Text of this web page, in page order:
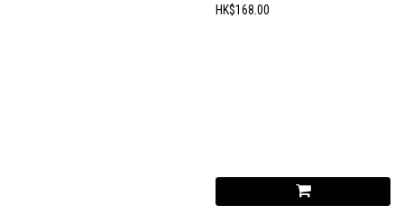
HK$168.00